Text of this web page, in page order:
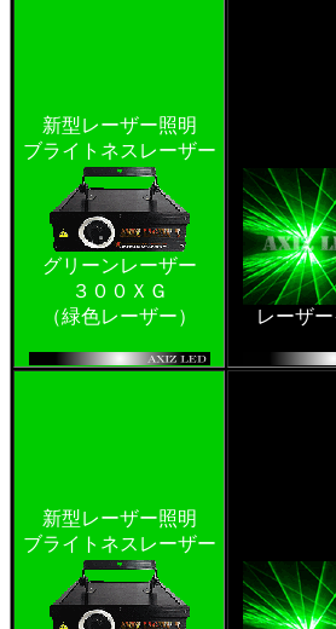
新型レーザー照明
ブライトネスレーザー
グリーンレーザー
３００ＸＧ
（緑色レーザー）
レーザ
新型レーザー照明
ブライトネスレーザー